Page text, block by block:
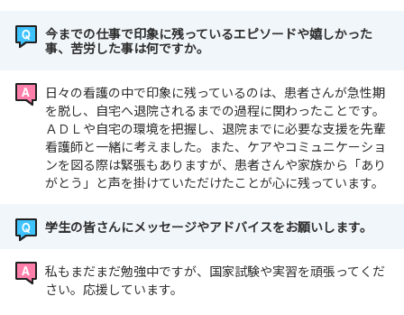
今までの仕事で印象に残っているエピソードや嬉しかった
事、苦労した事は何ですか。
日々の看護の中で印象に残っているのは、患者さんが急性期
を脱し、自宅へ退院されるまでの過程に関わったことです。
ＡＤＬや自宅の環境を把握し、退院までに必要な支援を先輩
看護師と一緒に考えました。また、ケアやコミュニケーショ
ンを図る際は緊張もありますが、患者さんや家族から「あり
がとう」と声を掛けていただけたことが心に残っています。
学生の皆さんにメッセージやアドバイスをお願いします。
私もまだまだ勉強中ですが、国家試験や実習を頑張ってくだ
さい。応援しています。